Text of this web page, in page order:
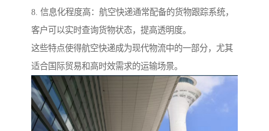
8. 信息化程度高：航空快递通常配备的货物跟踪系统，
客户可以实时查询货物状态，提高透明度。
这些特点使得航空快递成为现代物流中的一部分，尤其
适合国际贸易和高时效需求的运输场景。